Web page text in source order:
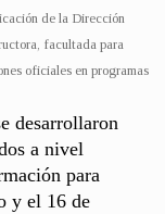
de la Dirección
facultada para
oficiales en programas
desarrollaron
a nivel
para
y el 16 de